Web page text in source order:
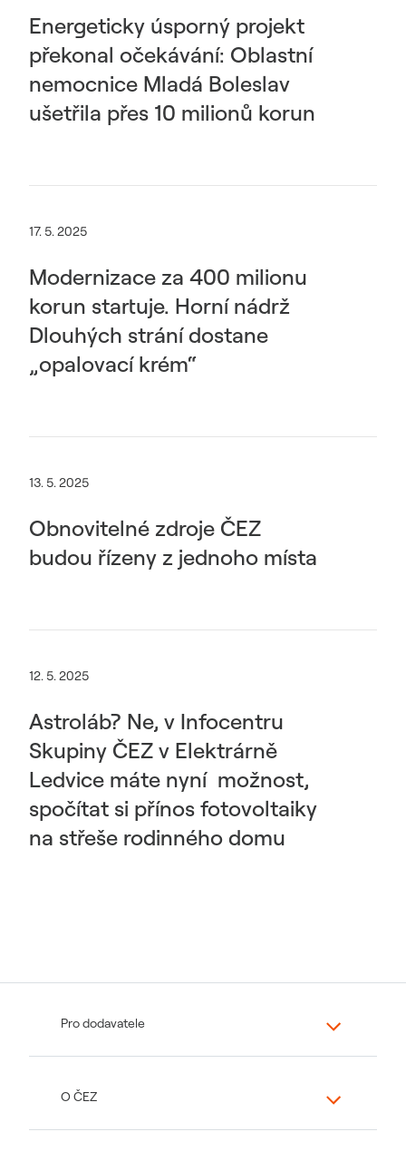
Energeticky úsporný projekt
překonal očekávání: Oblastní
nemocnice Mladá Boleslav
ušetřila přes 10 milionů korun
17. 5. 2025
Modernizace za 400 milionu
korun startuje. Horní nádrž
Dlouhých strání dostane
„opalovací krém“
13. 5. 2025
Obnovitelné zdroje ČEZ
budou řízeny z jednoho místa
12. 5. 2025
Astroláb? Ne, v Infocentru
Skupiny ČEZ v Elektrárně
Ledvice máte nyní možnost,
spočítat si přínos fotovoltaiky
na střeše rodinného domu
Pro dodavatele
O ČEZ